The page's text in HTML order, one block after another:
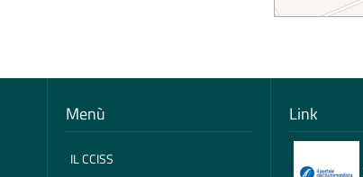
Menù
IL CCISS
Link